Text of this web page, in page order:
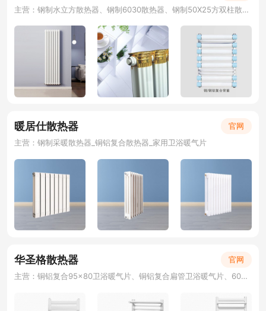
主营：钢制水立方散热器、钢制6030散热器、钢制50X25方双柱散热器 、钢三柱散热器
暖居仕散热器
官网
主营：钢制采暖散热器_铜铝复合散热器_家用卫浴暖气片
华圣格散热器
官网
主营：铜铝复合95×80卫浴暖气片、铜铝复合扁管卫浴暖气片、60平卫浴暖气片、钢制置物架暖气片、电热毛巾架、卫浴散热器、小背篓散热器